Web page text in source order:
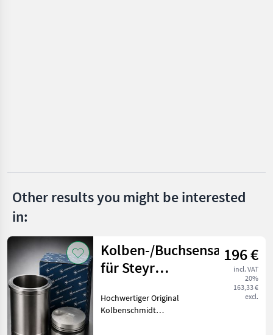
Fendt
Show
all 21
MARKETPLACE
Marketplace
Dealer
offers
Other results you might be interested
in:
Kolben-/Buchsensatz
für Steyr
196 €
incl. VAT
20%
163,33 €
excl.
Hochwertiger Original
Kolbenschmidt